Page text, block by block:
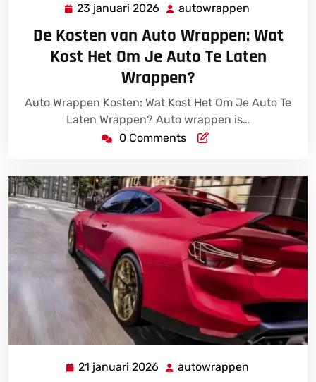
23 januari 2026 23
2026
autowrappen
De Kosten van Auto Wrappen: Wat
Kost Het Om Je Auto Te Laten
Wrappen?
Auto Wrappen Kosten: Wat Kost Het Om Je Auto Te
Laten Wrappen? Auto wrappen is…
0 Comments
21 januari 2026 21 autowrappen